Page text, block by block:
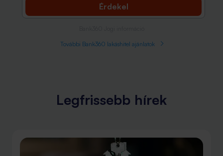
Érdekel
További Bank360 lakáshitel ajánlatok
Legfrissebb hírek